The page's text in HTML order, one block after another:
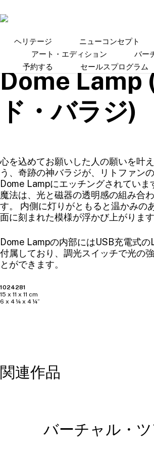
to
content
ヘリテージ ニューコンセプト
アート・エディション
バー
予約する
セールスプログラム
Dome Lamp
ド・バラジ)
心を込めてお願いした人の願いを叶
う、奇跡の神バラジが、リトファン
Dome Lampにエッチングされていま
魔法は、光と磁器の透明感の組み合
す。 内側に灯りがともると温かみの
面に刻まれた模様が浮かび上がります
Dome Lampの内部にはUSB充電式
付属しており、調光スイッチで光の
とができます。
1024281
15 x 11 x 11 cm
6 x 4 ¼ x 4 ¼”
関連作品
バーチャル・